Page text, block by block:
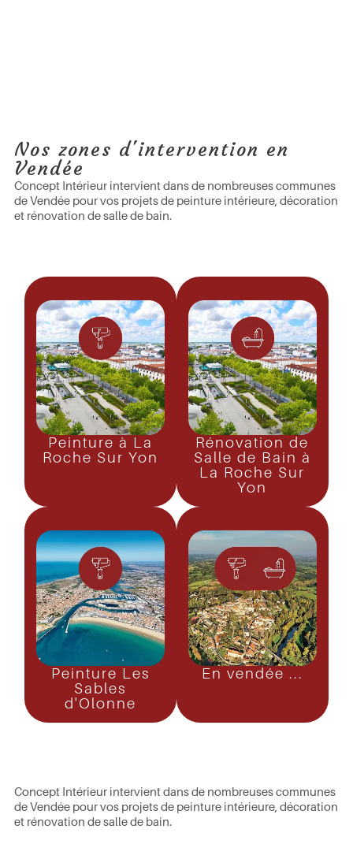
Nos zones d'intervention en
Vendée
Concept Intérieur intervient dans de nombreuses communes
de Vendée pour vos projets de peinture intérieure, décoration
et rénovation de salle de bain.
Peinture à La
Roche Sur Yon
Rénovation de
Salle de Bain à
La Roche Sur
Yon
Peinture Les
Sables
d'Olonne
En vendée ...
Concept Intérieur intervient dans de nombreuses communes
de Vendée pour vos projets de peinture intérieure, décoration
et rénovation de salle de bain.